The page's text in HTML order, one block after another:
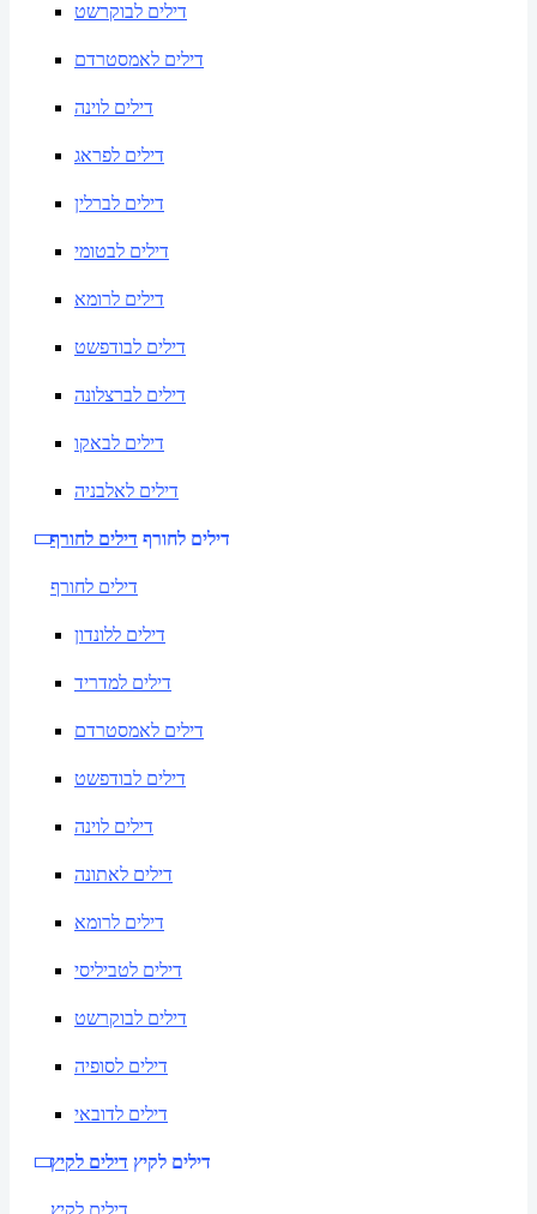
דילים לבוקרשט
דילים לאמסטרדם
דילים לוינה
דילים לפראג
דילים לברלין
דילים לבטומי
דילים לרומא
דילים לבודפשט
דילים לברצלונה
דילים לבאקו
דילים לאלבניה
דילים לחורף דילים לחורף
דילים לחורף
דילים ללונדון
דילים למדריד
דילים לאמסטרדם
דילים לבודפשט
דילים לוינה
דילים לאתונה
דילים לרומא
דילים לטביליסי
דילים לבוקרשט
דילים לסופיה
דילים לדובאי
דילים לקיץ דילים לקיץ
דילים לקיץ